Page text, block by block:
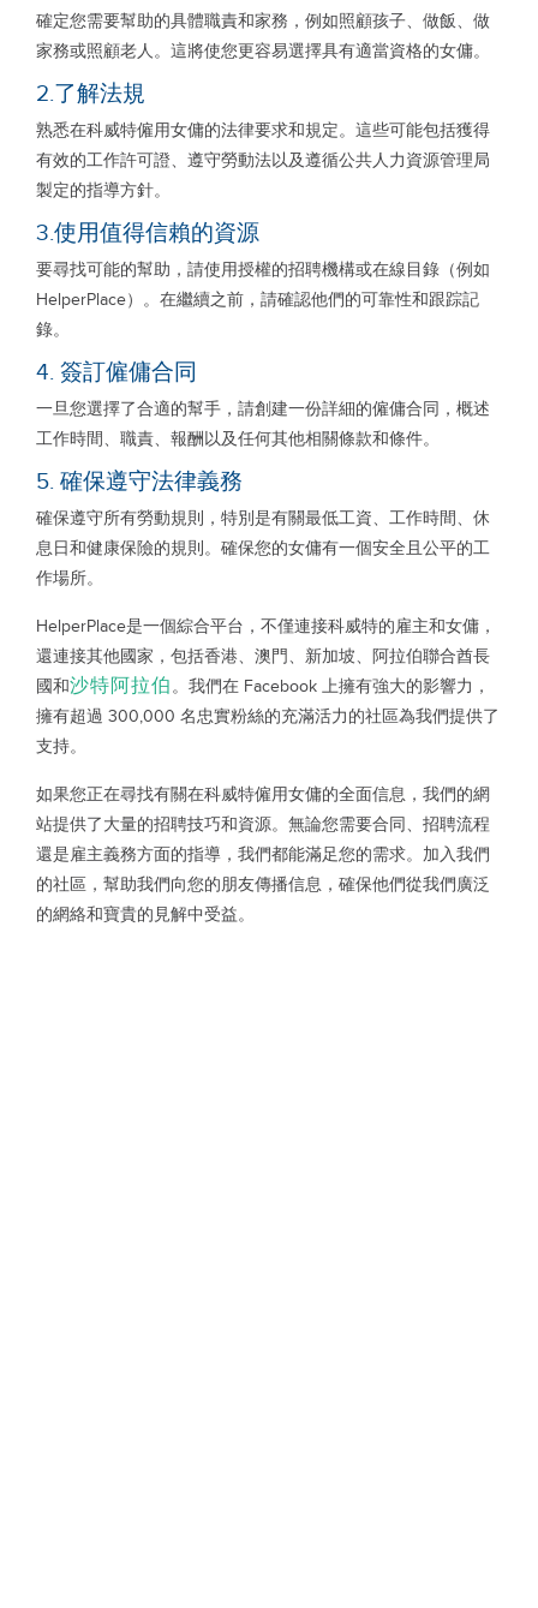
確定您需要幫助的具體職責和家務，例如照顧孩子、做飯、做
家務或照顧老人。這將使您更容易選擇具有適當資格的女傭。
2.了解法規
熟悉在科威特僱用女傭的法律要求和規定。這些可能包括獲得
有效的工作許可證、遵守勞動法以及遵循公共人力資源管理局
製定的指導方針。
3.使用值得信賴的資源
要尋找可能的幫助，請使用授權的招聘機構或在線目錄（例如
HelperPlace）。在繼續之前，請確認他們的可靠性和跟踪記
錄。
4. 簽訂僱傭合同
一旦您選擇了合適的幫手，請創建一份詳細的僱傭合同，概述
工作時間、職責、報酬以及任何其他相關條款和條件。
5. 確保遵守法律義務
確保遵守所有勞動規則，特別是有關最低工資、工作時間、休
息日和健康保險的規則。確保您的女傭有一個安全且公平的工
作場所。
HelperPlace是一個綜合平台，不僅連接科威特的雇主和女傭，
還連接其他國家，包括香港、澳門、新加坡、阿拉伯聯合酋長
國和沙特阿拉伯。我們在 Facebook 上擁有強大的影響力，
擁有超過 300,000 名忠實粉絲的充滿活力的社區為我們提供了
支持。
如果您正在尋找有關在科威特僱用女傭的全面信息，我們的網
站提供了大量的招聘技巧和資源。無論您需要合同、招聘流程
還是雇主義務方面的指導，我們都能滿足您的需求。加入我們
的社區，幫助我們向您的朋友傳播信息，確保他們從我們廣泛
的網絡和寶貴的見解中受益。